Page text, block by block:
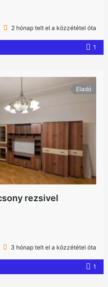
2 hónap telt el a közzététel óta
1
Eladó
rezsivel
3 hónap telt el a közzététel óta
1